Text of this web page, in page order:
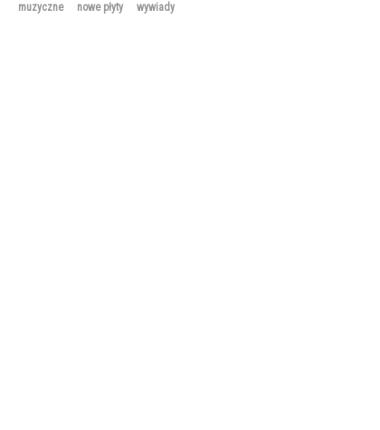
muzyczne
nowe płyty wywiady